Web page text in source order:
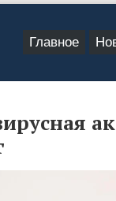
Главное